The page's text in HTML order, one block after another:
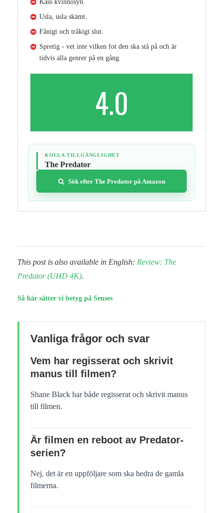
Kass kvinnosyn.
Usla, usla skämt.
Fånigt och tråkigt slut.
Spretig - vet inte vilken fot den ska stå på och är
tidvis alla genrer på en gång.
4.0
KOLLA TILLGÄNGLIGHET
The Predator
Sök efter The Predator på Amazon
This post is also available in English: Review: The
Predator (UHD 4K).
Så här sätter vi betyg på Senses
Vanliga frågor och svar
Vem har regisserat och skrivit
manus till filmen?
Shane Black har både regisserat och skrivit manus
till filmen.
Är filmen en reboot av Predator-
serien?
Nej, det är en uppföljare som ska hedra de gamla
filmerna.